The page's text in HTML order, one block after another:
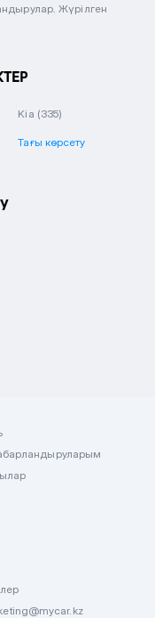
Жүрілген
Kia (335)
Тағы көрсету